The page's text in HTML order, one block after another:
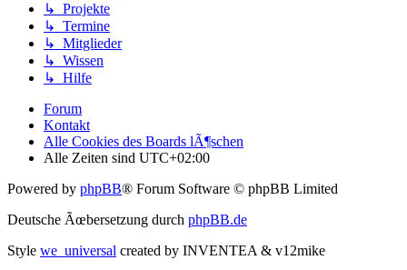
↳ Projekte
↳ Termine
↳ Mitglieder
↳ Wissen
↳ Hilfe
Forum
Kontakt
Alle Cookies des Boards lÃ¶schen
Alle Zeiten sind UTC+02:00
Powered by phpBB® Forum Software © phpBB Limited
Deutsche Ãœbersetzung durch phpBB.de
Style we_universal created by INVENTEA & v12mike